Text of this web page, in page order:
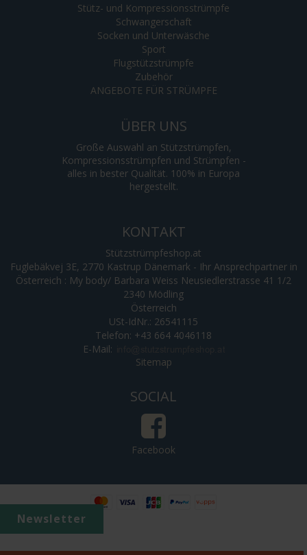
Newsletter
Stütz- und Kompressionsstrümpfe
Schwangerschaft
Socken und Unterwäsche
Sport
Flugstützstrümpfe
Zubehör
ANGEBOTE FÜR STRÜMPFE
ÜBER UNS
Große Auswahl an Stützstrümpfen,
Kompressionsstrümpfen und Strümpfen -
alles in bester Qualität. 100% in Europa
hergestellt.
KONTAKT
Stützstrümpfeshop.at
Fuglebäkvej 3E, 2770 Kastrup Dänemark - Ihr Ansprechpartner in
Österreich : My body/ Barbara Weiss Neusiedlerstrasse 41 1/2
2340 Mödling
Österreich
USt-IdNr.: 26541115
Telefon: +43 664 4046118
E-Mail:
Sitemap
SOCIAL
Facebook